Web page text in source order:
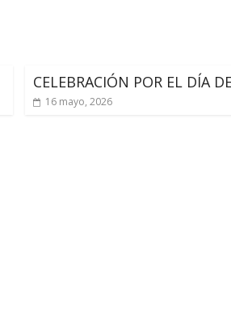
CELEBRACIÓN POR EL DÍA
16 mayo, 2026